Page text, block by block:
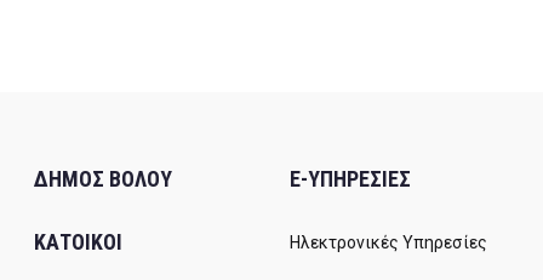
ΔΗΜΟΣ ΒΟΛΟΥ
ΚΑΤΟΙΚΟΙ
E-ΥΠΗΡΕΣΙΕΣ
Ηλεκτρονικές Υπηρεσίες